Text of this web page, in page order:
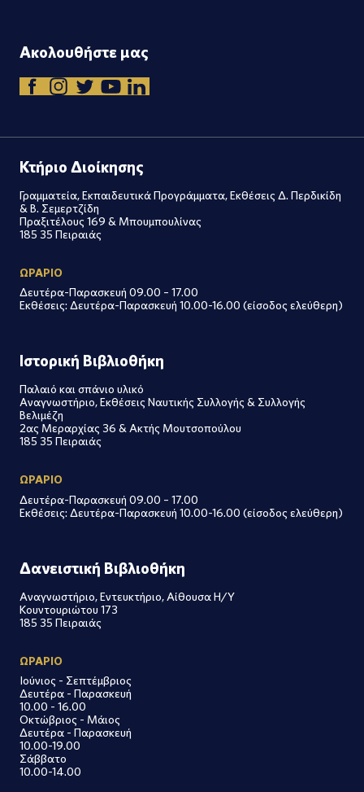
Ακολουθήστε μας
Κτήριο Διοίκησης
Γραμματεία, Εκπαιδευτικά Προγράμματα, Εκθέσεις Δ. Περδικίδη
& Β. Σεμερτζίδη
Πραξιτέλους 169 & Μπουμπουλίνας
185 35 Πειραιάς
ΩΡΑΡΙΟ
Δευτέρα-Παρασκευή 09.00 – 17.00
Εκθέσεις: Δευτέρα-Παρασκευή 10.00-16.00 (είσοδος ελεύθερη)
Ιστορική Βιβλιοθήκη
Παλαιό και σπάνιο υλικό
Αναγνωστήριο, Εκθέσεις Ναυτικής Συλλογής & Συλλογής
Βελιμέζη
2ας Μεραρχίας 36 & Ακτής Μουτσοπούλου
185 35 Πειραιάς
ΩΡΑΡΙΟ
Δευτέρα-Παρασκευή 09.00 – 17.00
Εκθέσεις: Δευτέρα-Παρασκευή 10.00-16.00 (είσοδος ελεύθερη)
Δανειστική Βιβλιοθήκη
Αναγνωστήριο, Εντευκτήριο, Αίθουσα Η/Υ
Κουντουριώτου 173
185 35 Πειραιάς
ΩΡΑΡΙΟ
Ιούνιος - Σεπτέμβριος
Δευτέρα - Παρασκευή
10.00 - 16.00
Οκτώβριος - Μάιος
Δευτέρα - Παρασκευή
10.00-19.00
Σάββατο
10.00-14.00